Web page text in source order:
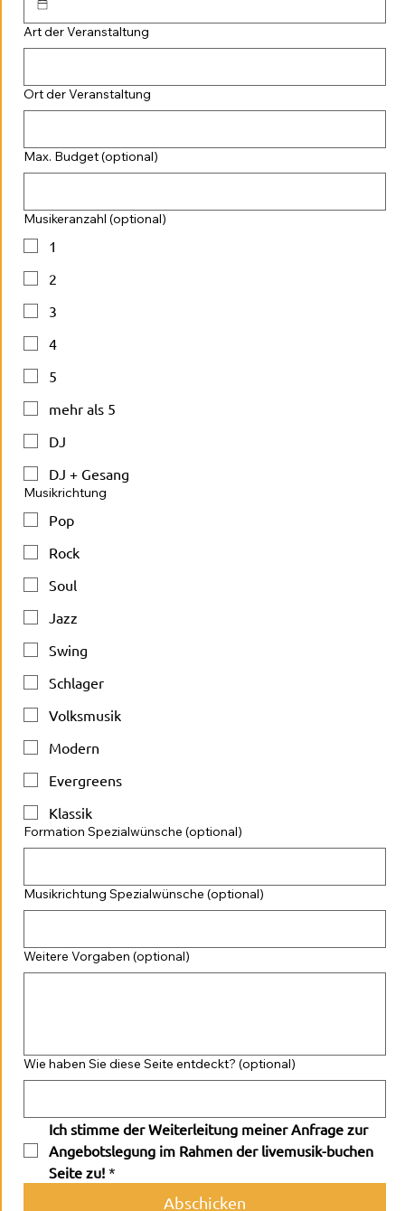
Art der Veranstaltung
Ort der Veranstaltung
Max. Budget (optional)
Musikeranzahl (optional)
1
2
3
4
5
mehr als 5
DJ
DJ + Gesang
Musikrichtung
Pop
Rock
Soul
Jazz
Swing
Schlager
Volksmusik
Modern
Evergreens
Klassik
Formation Spezialwünsche (optional)
Musikrichtung Spezialwünsche (optional)
Weitere Vorgaben (optional)
Wie haben Sie diese Seite entdeckt? (optional)
Ich stimme der Weiterleitung meiner Anfrage zur
Angebotslegung im Rahmen der livemusik-buchen
Seite zu! *
Abschicken